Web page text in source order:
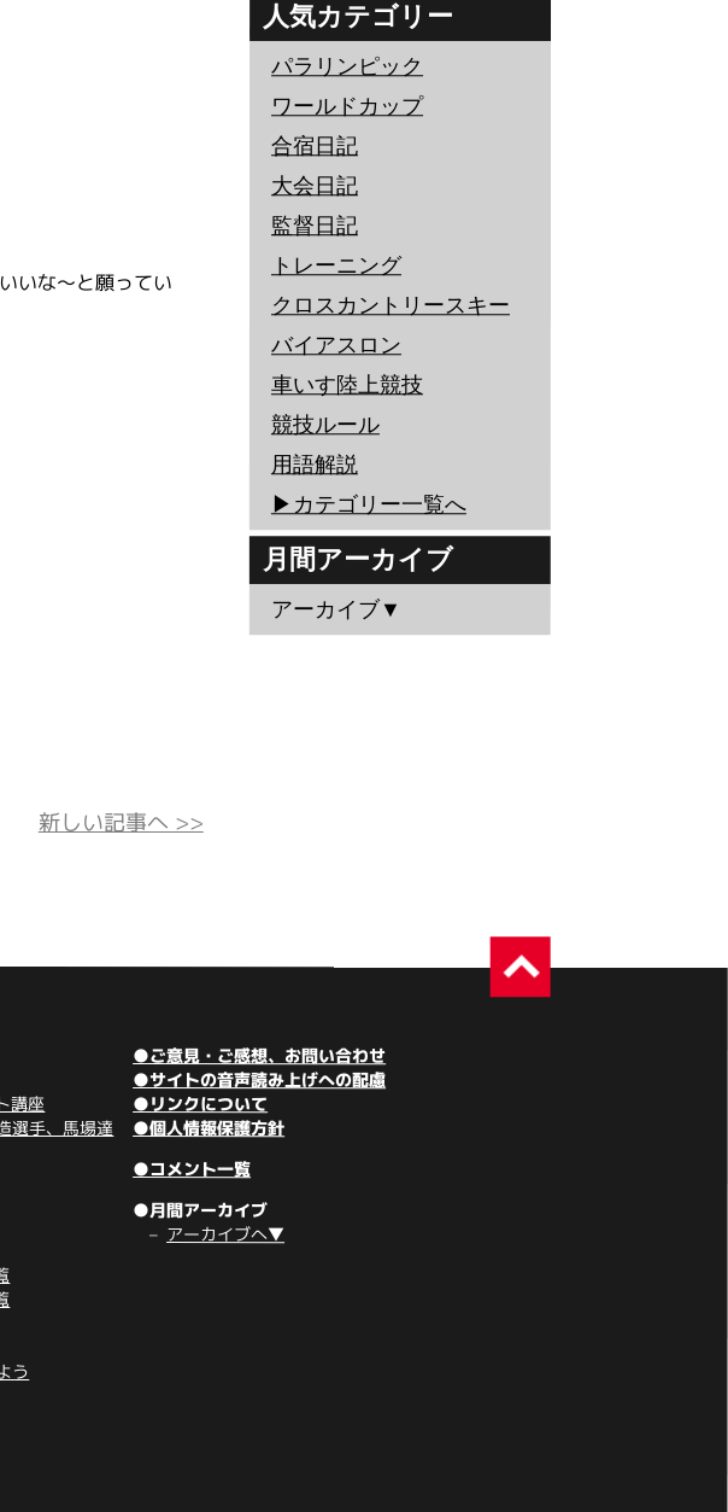
いな～と願ってい
人気カテゴリー
パラリンピック
ワールドカップ
合宿日記
大会日記
監督日記
トレーニング
クロスカントリースキー
バイアスロン
車いす陸上競技
競技ルール
用語解説
▶︎カテゴリー一覧へ
月間アーカイブ
アーカイブ▼
新しい記事へ >>
講座
選手、馬場達
う
●ご意見・ご感想、お問い合わせ
●サイトの音声読み上げへの配慮
●リンクについて
●個人情報保護方針
●コメント一覧
●月間アーカイブ
アーカイブへ▼